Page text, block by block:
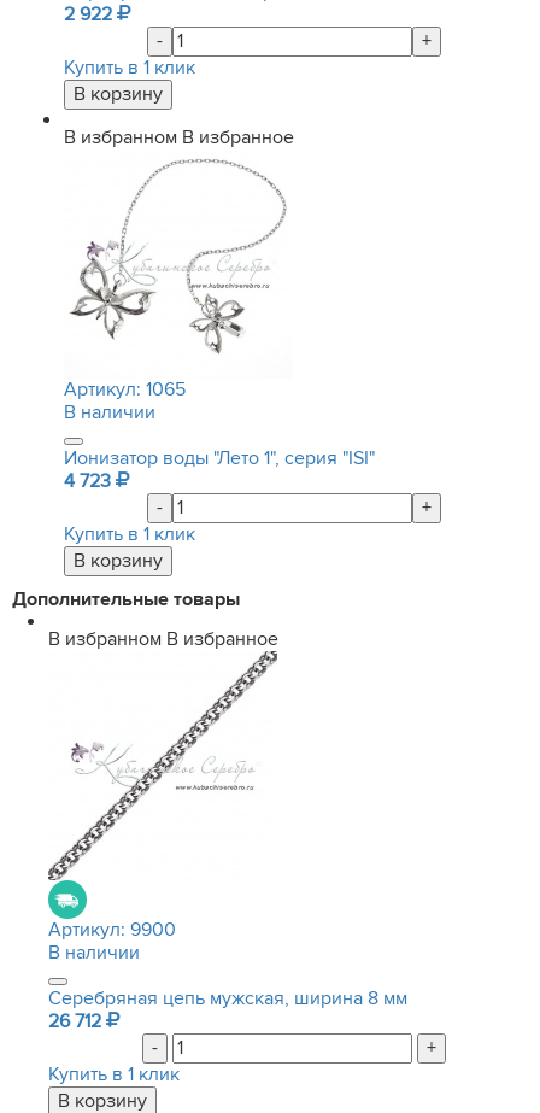
2 922
-
+
Купить в 1 клик
В избранном В избранное
Артикул: 1065
В наличии
Ионизатор воды "Лето 1", серия "ISI"
4 723
-
+
Купить в 1 клик
Дополнительные товары
В избранном В избранное
Артикул: 9900
В наличии
Серебряная цепь мужская, ширина 8 мм
26 712
-
+
Купить в 1 клик